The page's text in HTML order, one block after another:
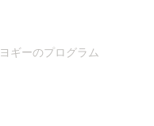
ヨギーのプログラム